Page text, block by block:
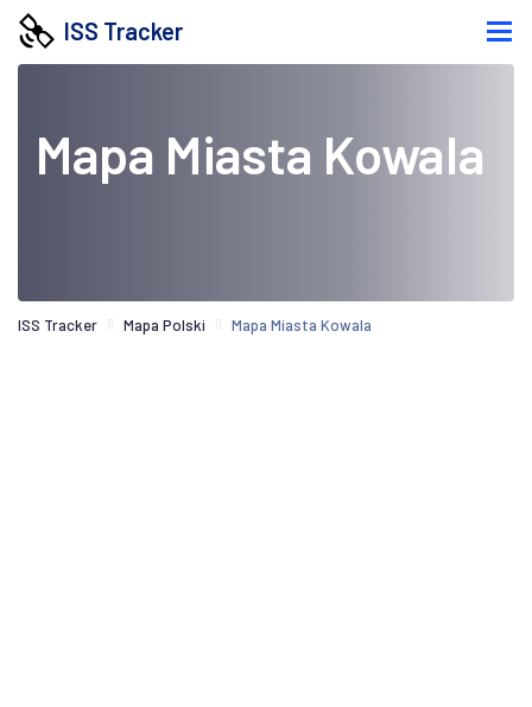
ISS Tracker
Mapa Miasta Kowala
ISS Tracker Mapa Polski Mapa Miasta Kowala